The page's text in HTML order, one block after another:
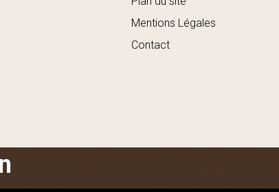
Mentions Légales
Contact